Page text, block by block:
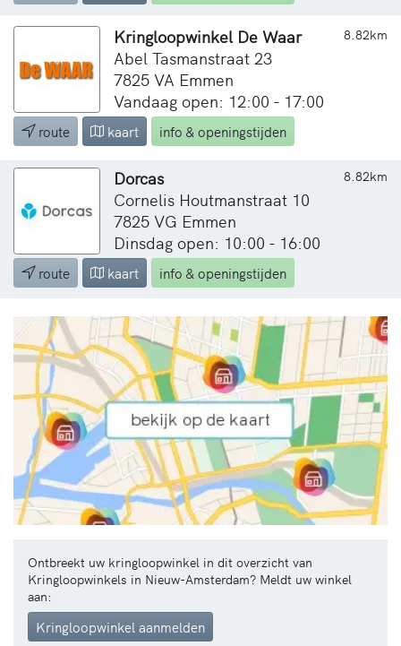
8.82km
Kringloopwinkel De Waar
Abel Tasmanstraat 23
7825 VA Emmen
Vandaag open: 12:00 - 17:00
route kaart info & openingstijden
8.82km
Dorcas
Cornelis Houtmanstraat 10
7825 VG Emmen
Dinsdag open: 10:00 - 16:00
route kaart info & openingstijden
Ontbreekt uw kringloopwinkel in dit overzicht van
Kringloopwinkels in Nieuw-Amsterdam? Meldt uw winkel
aan:
Kringloopwinkel aanmelden